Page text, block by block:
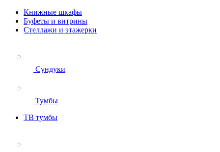
Книжные шкафы
Буфеты и витрины
Стеллажи и этажерки
Сундуки
Тумбы
ТВ тумбы